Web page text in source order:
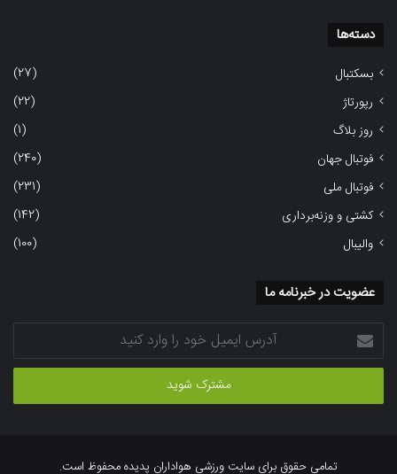
دسته‌ها
بسکتبال
(27)
رپورتاژ
(22)
روز بلاگ
(1)
فوتبال جهان
(240)
فوتبال ملی
(231)
کشتی و وزنه‌برداری
(142)
والیبال
(100)
عضویت در خبرنامه ما
آدرس
ایمیل
خود
وارد
تمامی حقوق برای سایت ورزشی هواداران پدیده محفوظ است.